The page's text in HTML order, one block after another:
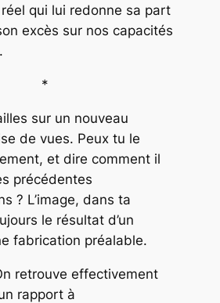
qui lui redonne sa part
excès sur nos capacités
*
sur un nouveau
de vues. Peux tu le
et dire comment il
précédentes
? L’image, dans ta
le résultat d’un
fabrication préalable.
retrouve effectivement
rapport à